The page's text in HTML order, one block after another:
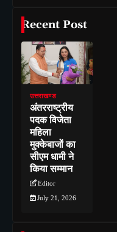
Recent Post
उत्तराखण्ड
अंतरराष्ट्रीय
पदक विजेता
महिला
मुक्केबाजों का
सीएम धामी ने
किया सम्मान
Editor
July 21, 2026